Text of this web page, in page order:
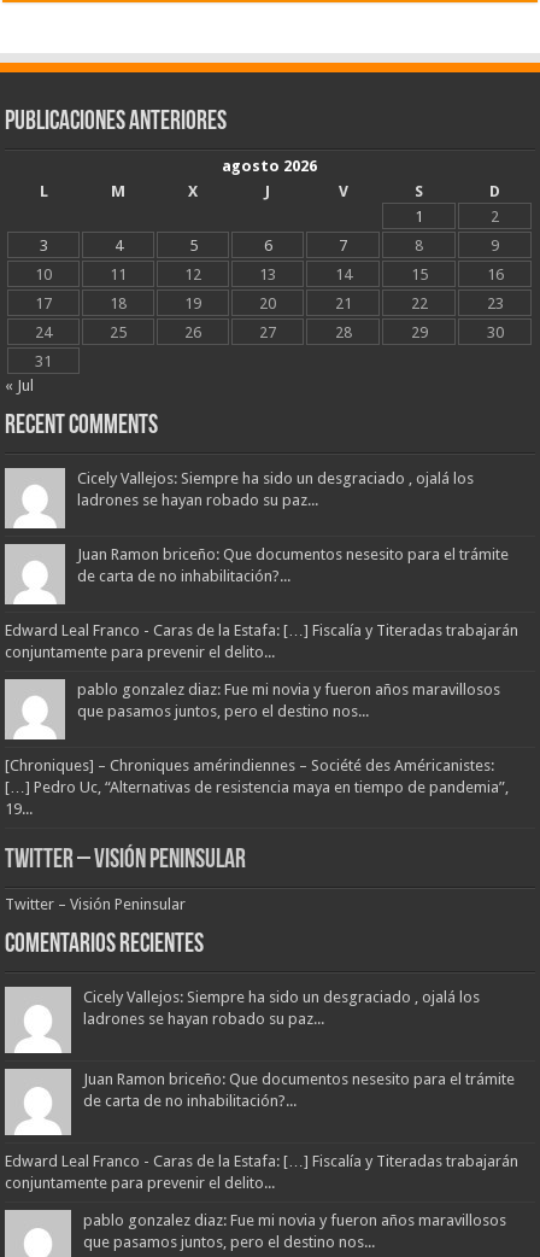
Publicaciones Anteriores
agosto 2026
L
M X J V S
D
1
2
3
4 5 6 7 8
9
10
11 12 13 14 15
16
17
18 19 20 21 22
23
24
25 26 27 28 29
30
31
« Jul
Recent Comments
Cicely Vallejos: Siempre ha sido un desgraciado , ojalá los
ladrones se hayan robado su paz...
Juan Ramon briceño: Que documentos nesesito para el trámite
de carta de no inhabilitación?...
Edward Leal Franco - Caras de la Estafa: […] Fiscalía y Titeradas trabajarán
conjuntamente para prevenir el delito...
pablo gonzalez diaz: Fue mi novia y fueron años maravillosos
que pasamos juntos, pero el destino nos...
[Chroniques] – Chroniques amérindiennes – Société des Américanistes:
[…] Pedro Uc, “Alternativas de resistencia maya en tiempo de pandemia”,
19...
Twitter – Visión Peninsular
Twitter – Visión Peninsular
Comentarios Recientes
Cicely Vallejos: Siempre ha sido un desgraciado , ojalá los
ladrones se hayan robado su paz...
Juan Ramon briceño: Que documentos nesesito para el trámite
de carta de no inhabilitación?...
Edward Leal Franco - Caras de la Estafa: […] Fiscalía y Titeradas trabajarán
conjuntamente para prevenir el delito...
pablo gonzalez diaz: Fue mi novia y fueron años maravillosos
que pasamos juntos, pero el destino nos...